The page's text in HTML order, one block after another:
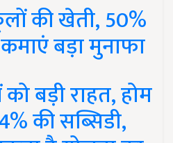
की खेती, 50%
बड़ा मुनाफा
बड़ी राहत, होम
की सब्सिडी,